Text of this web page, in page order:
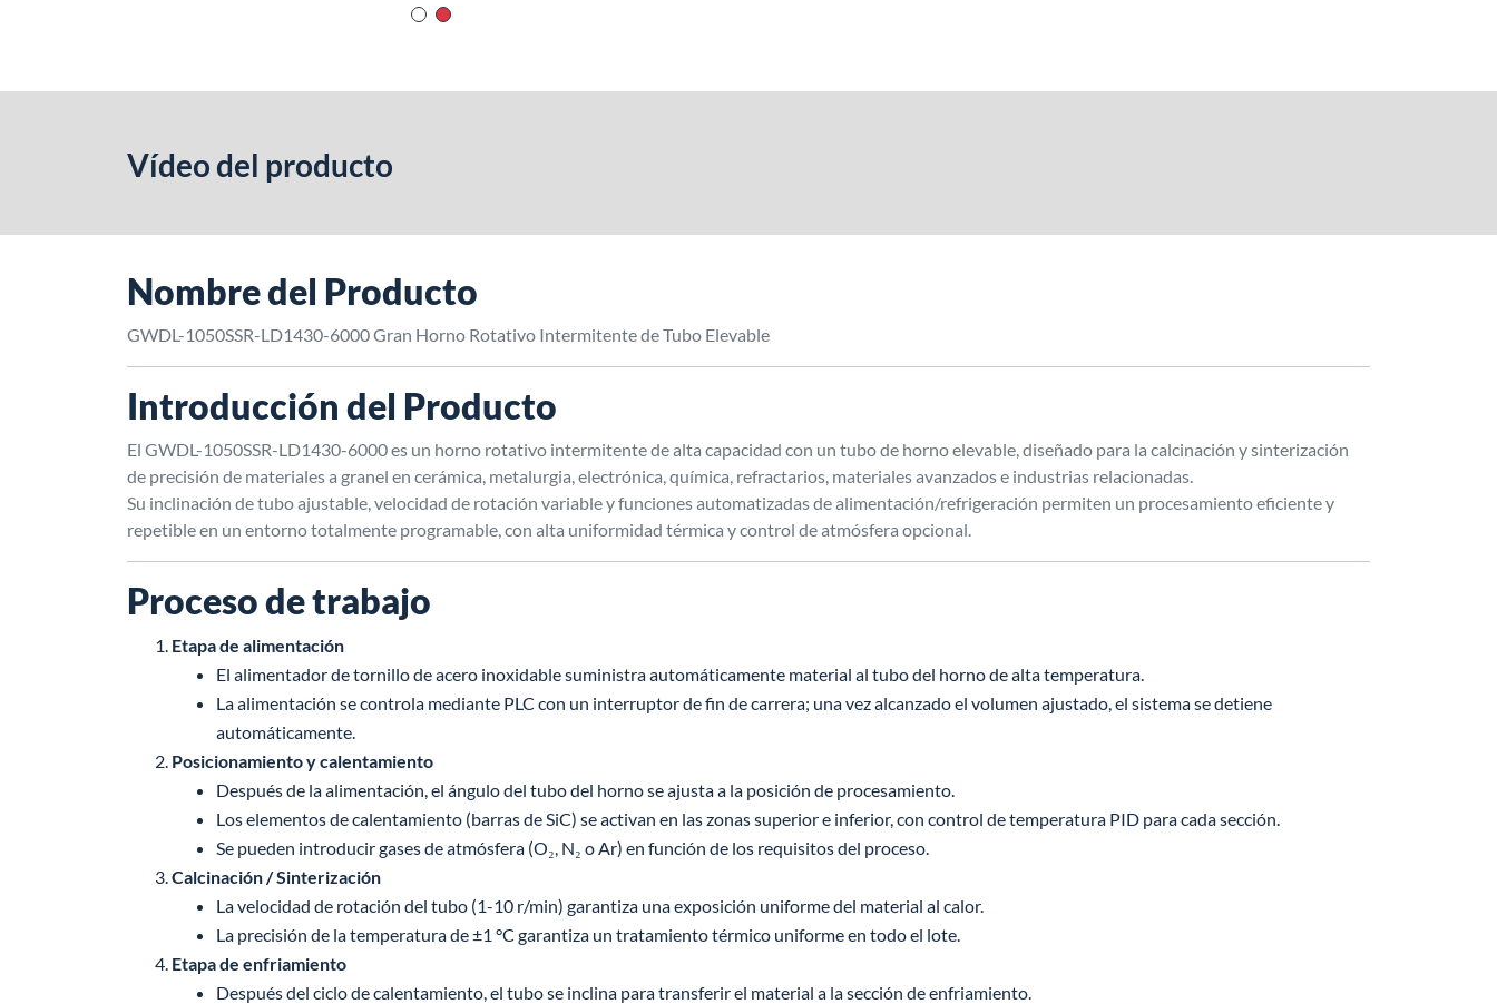
Vídeo del producto
Nombre del Producto
GWDL-1050SSR-LD1430-6000 Gran Horno Rotativo Intermitente de Tubo Elevable
Introducción del Producto
El GWDL-1050SSR-LD1430-6000 es un horno rotativo intermitente de alta capacidad con un tubo de horno elevable, diseñado para la calcinación y sinterización
de precisión de materiales a granel en cerámica, metalurgia, electrónica, química, refractarios, materiales avanzados e industrias relacionadas.
Su inclinación de tubo ajustable, velocidad de rotación variable y funciones automatizadas de alimentación/refrigeración permiten un procesamiento eficiente y
repetible en un entorno totalmente programable, con alta uniformidad térmica y control de atmósfera opcional.
Proceso de trabajo
Etapa de alimentación
El alimentador de tornillo de acero inoxidable suministra automáticamente material al tubo del horno de alta temperatura.
La alimentación se controla mediante PLC con un interruptor de fin de carrera; una vez alcanzado el volumen ajustado, el sistema se detiene
automáticamente.
Posicionamiento y calentamiento
Después de la alimentación, el ángulo del tubo del horno se ajusta a la posición de procesamiento.
Los elementos de calentamiento (barras de SiC) se activan en las zonas superior e inferior, con control de temperatura PID para cada sección.
Se pueden introducir gases de atmósfera (O₂, N₂ o Ar) en función de los requisitos del proceso.
Calcinación / Sinterización
La velocidad de rotación del tubo (1-10 r/min) garantiza una exposición uniforme del material al calor.
La precisión de la temperatura de ±1 °C garantiza un tratamiento térmico uniforme en todo el lote.
Etapa de enfriamiento
Después del ciclo de calentamiento, el tubo se inclina para transferir el material a la sección de enfriamiento.